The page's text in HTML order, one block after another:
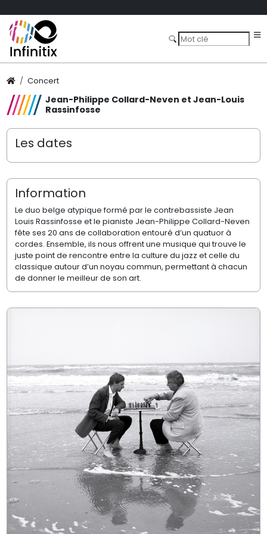
Concert
Jean-Philippe Collard-Neven et Jean-Louis
Rassinfosse
Les dates
Information
Le duo belge atypique formé par le contrebassiste Jean
Louis Rassinfosse et le pianiste Jean-Philippe Collard-Neven
fête ses 20 ans de collaboration entouré d’un quatuor à
cordes. Ensemble, ils nous offrent une musique qui trouve le
juste point de rencontre entre la culture du jazz et celle du
classique autour d’un noyau commun, permettant à chacun
de donner le meilleur de son art.